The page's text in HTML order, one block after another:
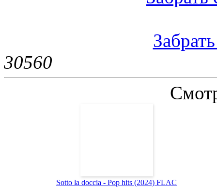
30560
Sotto la doccia - Pop hits (2024) FLAC